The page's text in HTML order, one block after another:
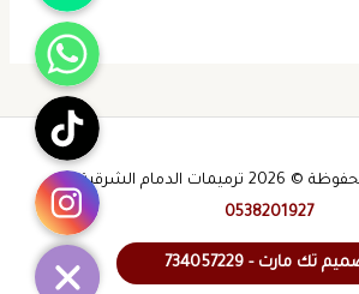
الدمام الشرقية -
0538201927
تك مارت - 734057229
واتساب
تيك توك
انستقرام